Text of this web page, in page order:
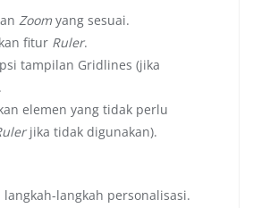
Zoom yang sesuai.
fitur Ruler.
tampilan Gridlines (jika
elemen yang tidak perlu
jika tidak digunakan).
langkah-langkah personalisasi.